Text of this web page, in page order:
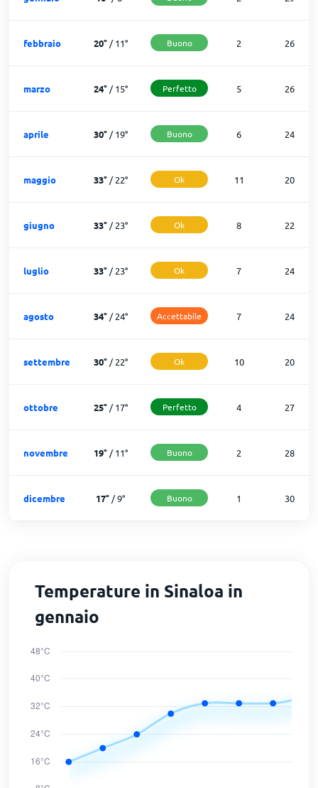
febbraio 20°/11° Buono 2 26
marzo 24°/15° Perfetto 5 26
aprile 30°/19° Buono 6 24
maggio 33°/22° Ok 11 20
giugno 33°/23° Ok 8 22
luglio 33°/23° Ok 7 24
agosto 34°/24° Accettabile 7 24
settembre 30°/22° Ok 10 20
ottobre 25°/17° Perfetto 4 27
novembre 19°/11° Buono 2 28
dicembre 17° /9° Buono 1 30
Temperature in Sinaloa in
gennaio